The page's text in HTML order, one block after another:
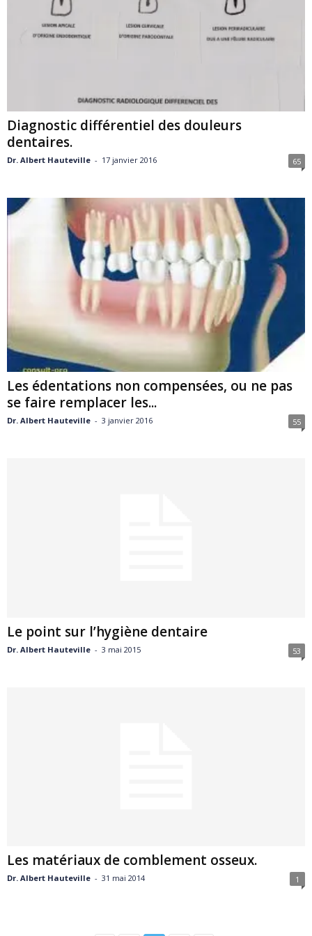
Diagnostic différentiel des douleurs
dentaires.
Dr. Albert Hauteville - 17 janvier 2016 65
Les édentations non compensées, ou ne pas
se faire remplacer les...
Dr. Albert Hauteville - 3 janvier 2016 55
Le point sur l’hygiène dentaire
Dr. Albert Hauteville - 3 mai 2015 53
Les matériaux de comblement osseux.
Dr. Albert Hauteville - 31 mai 2014 1